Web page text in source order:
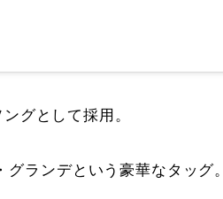
グとして採用。
ランデという豪華なタッグ。